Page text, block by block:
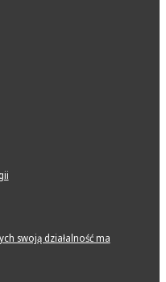
swoją działalność ma